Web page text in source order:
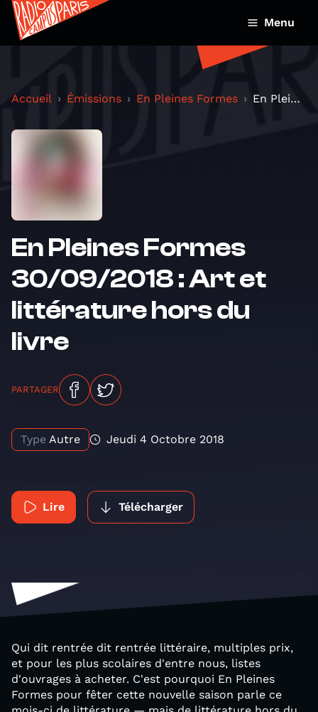
Menu
Accueil Émissions En Pleines Formes En Pleines Formes 30/09/2018 : Art et littérature...
En Pleines Formes
30/09/2018 : Art et
littérature hors du
livre
PARTAGER
Type Autre Jeudi 4 Octobre 2018
Lire Télécharger
Qui dit rentrée dit rentrée littéraire, multiples prix,
et pour les plus scolaires d'entre nous, listes
d'ouvrages à acheter. C'est pourquoi En Pleines
Formes pour fêter cette nouvelle saison parle ce